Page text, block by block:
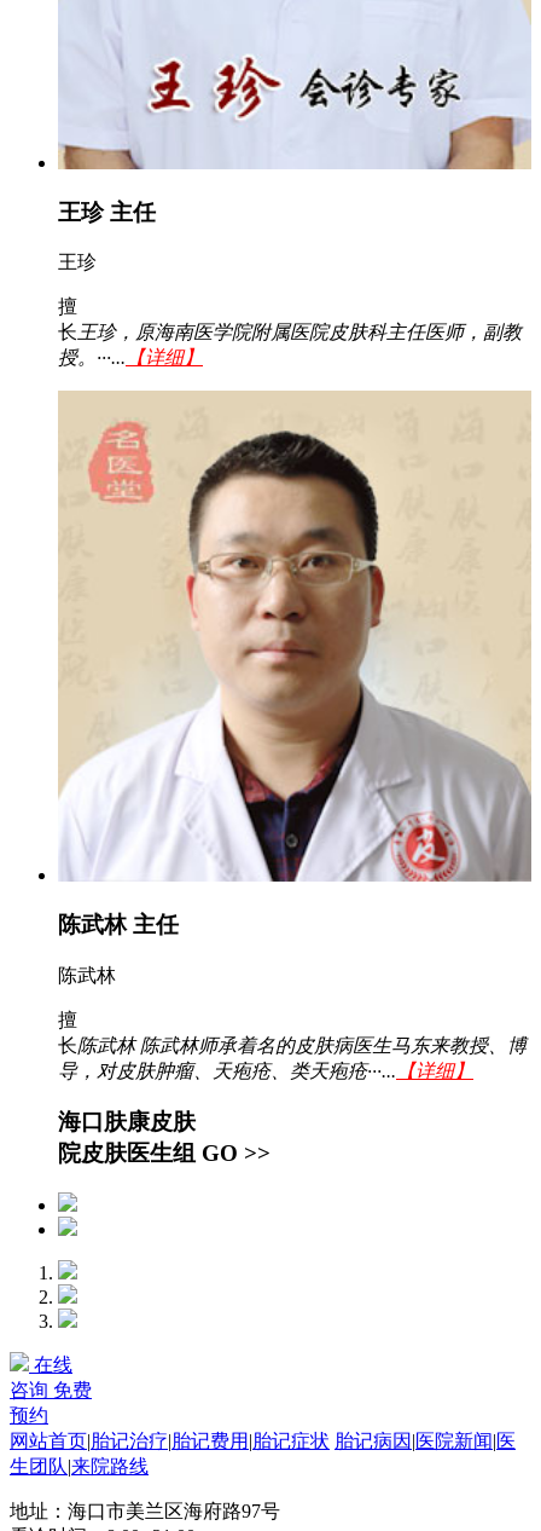
王珍 主任
王珍
擅
长王珍，原海南医学院附属医院皮肤科主任医师，副教
授。···... 【详细】
陈武林 主任
陈武林
擅
长陈武林 陈武林师承着名的皮肤病医生马东来教授、博
导，对皮肤肿瘤、天疱疮、类天疱疮···... 【详细】
海口肤康皮肤
院皮肤医生组 GO >>
在线
咨询 免费
预约
网站首页|胎记治疗|胎记费用 |胎记症状 胎记病因 |医院新闻|医
生团队|来院路线
地址：海口市美兰区海府路97号